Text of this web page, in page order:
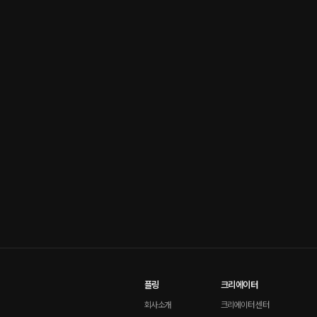
플링
회사소개
크리에이터
크리에이터 센터